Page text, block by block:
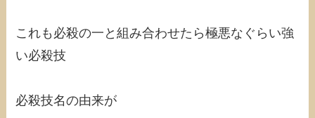
これも必殺の一と組み合わせたら極悪なぐらい強
い必殺技
必殺技名の由来が